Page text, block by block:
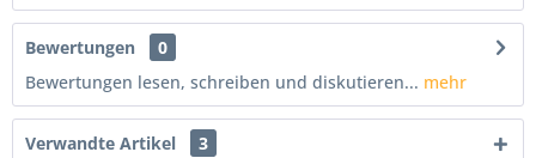
Bewertungen
0
Bewertungen lesen, schreiben und diskutieren... mehr
Verwandte Artikel 3